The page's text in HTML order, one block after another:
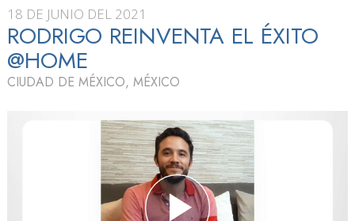
18 DE JUNIO DEL 2021
RODRIGO REINVENTA EL ÉXITO
@HOME
CIUDAD DE MÉXICO, MÉXICO